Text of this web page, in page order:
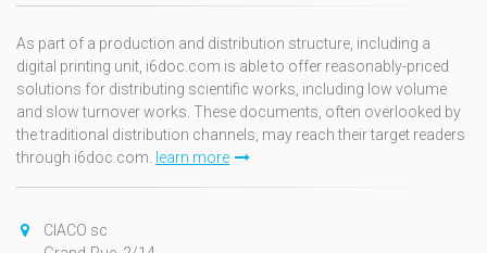
As part of a production and distribution structure, including a
digital printing unit, i6doc.com is able to offer reasonably-priced
solutions for distributing scientific works, including low volume
and slow turnover works. These documents, often overlooked by
the traditional distribution channels, may reach their target readers
through i6doc.com.
learn more
CIACO sc